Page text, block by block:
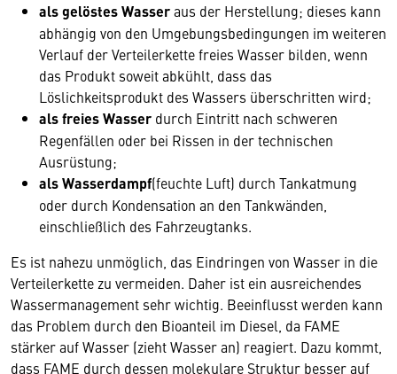
als gelöstes Wasseraus der Herstellung; dieses kann
abhängig von den Umgebungsbedingungen im weiteren
Verlauf der Verteilerkette freies Wasser bilden, wenn
das Produkt soweit abkühlt, dass das
Löslichkeitsprodukt des Wassers überschritten wird;
als freies Wasser durch Eintritt nach schweren
Regenfällen oder bei Rissen in der technischen
Ausrüstung;
als Wasserdampf(feuchte Luft) durch Tankatmung
oder durch Kondensation an den Tankwänden,
einschließlich des Fahrzeugtanks.
Es ist nahezu unmöglich, das Eindringen von Wasser in die
Verteilerkette zu vermeiden. Daher ist ein ausreichendes
Wassermanagement sehr wichtig. Beeinflusst werden kann
das Problem durch den Bioanteil im Diesel, da FAME
stärker auf Wasser (zieht Wasser an) reagiert. Dazu kommt,
dass FAME durch dessen molekulare Struktur besser auf